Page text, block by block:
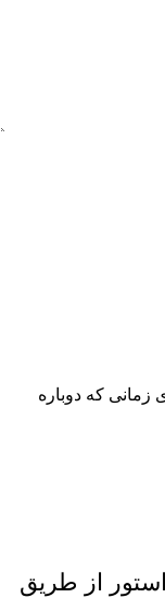
زمانی که دوباره
از طریق